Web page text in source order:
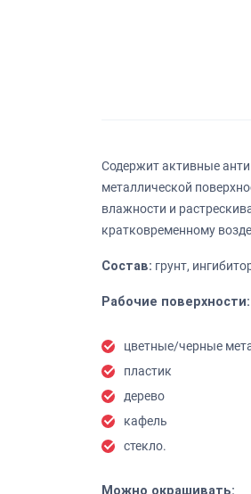
Содержит активные
металлической
влажности и
кратковременному
Состав: грунт,
Рабочие поверхности:
цветные/черные
пластик
дерево
кафель
стекло.
Можно окрашивать: